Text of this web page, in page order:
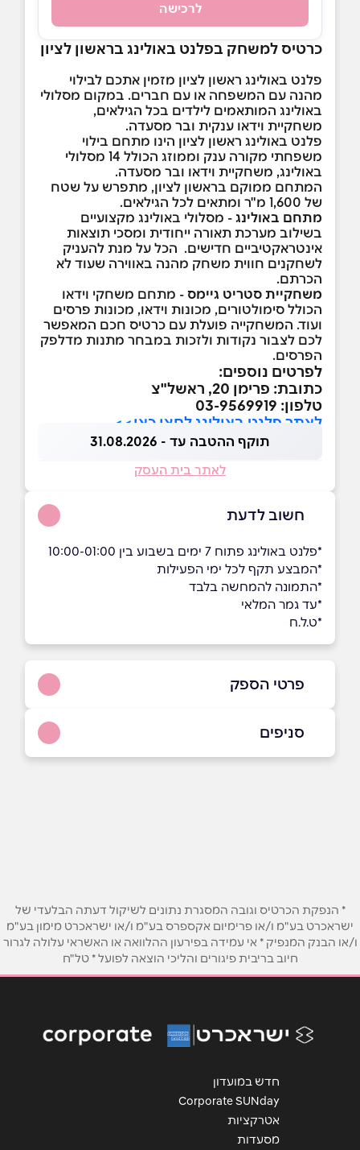
לרכישה
כרטיס למשחק בפלנט באולינג בראשון לציון
פלנט באולינג ראשון לציון מזמין אתכם לבילוי
מהנה עם המשפחה או עם חברים. במקום מסלולי
באולינג המותאמים לילדים בכל הגילאים,
משחקיית וידאו ענקית ובר מסעדה.
פלנט באולינג ראשון לציון הינו מתחם בילוי
משפחתי מקורה ענק וממוזג הכולל 14 מסלולי
באולינג, משחקיית וידאו ובר מסעדה.
המתחם ממוקם בראשון לציון, מתפרש על שטח
של 1,600 מ"ר ומתאים לכל הגילאים.
מתחם באולינג - מסלולי באולינג מקצועיים
בשילוב מערכת תאורה ייחודית ומסכי תוצאות
אינטראקטיביים חדישים. הכל על מנת להעניק
לשחקנים חווית משחק מהנה באווירה שעוד לא
הכרתם.
משחקיית סטריט גיימס - מתחם משחקי וידאו
הכולל סימולטורים, מכונות וידאו, מכונות פרסים
ועוד. המשחקייה פועלת עם כרטיס חכם המאפשר
לכם לצבור נקודות ולזכות במבחר מתנות מדלפק
הפרסים.
לפרטים נוספים:
כתובת: פרימן 20, ראשל"צ
טלפון: 03-9569919
לאתר פלנט באולינג לחצו כאן>>
תוקף ההטבה עד - 31.08.2026
לאתר בית העסק
חשוב לדעת
*פלנט באולינג פתוח 7 ימים בשבוע בין 10:00-01:00
*המבצע תקף לכל ימי הפעילות
*התמונה להמחשה בלבד
*עד גמר המלאי
*ט.ל.ח
פרטי הספק
באתר בפייסבוק
אימייל*
אנא חזרו אלי בקשר ל...
סניפים
* הנפקת הכרטיס וגובה המסגרת נתונים לשיקול דעתה הבלעדי של
ישראכרט בע"מ ו/או פרימיום אקספרס בע"מ ו/או ישראכרט מימון בע"מ
ו/או הבנק המנפיק * אי עמידה בפירעון ההלוואה או האשראי עלולה לגרור
חיוב בריבית פיגורים והליכי הוצאה לפועל * טל"ח
חדש במועדון
Corporate SUNday
אטרקציות
מסעדות